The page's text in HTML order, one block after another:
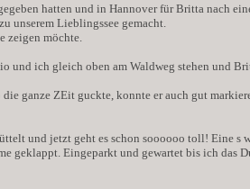
hatten und in Hannover für Britta nach
unserem Lieblingssee gemacht.
zeigen möchte.
und ich gleich oben am Waldweg stehen und
ganze ZEit guckte, konnte er auch gut
und jetzt geht es schon soooooo toll! Eine s
geklappt. Eingeparkt und gewartet bis ich das